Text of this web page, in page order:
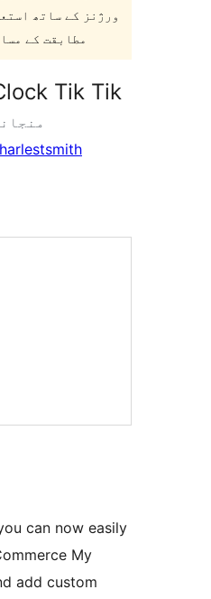
ورژنز کے ساتھ
مطابقت کے
Tik Tik
can now easily
My
add custom